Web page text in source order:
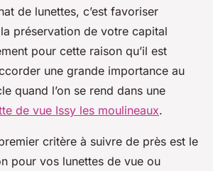
de lunettes, c’est favoriser
préservation de votre capital
pour cette raison qu’il est
une grande importance au
quand l’on se rend dans une
de vue Issy les moulineaux.
critère à suivre de près est le
pour vos lunettes de vue ou